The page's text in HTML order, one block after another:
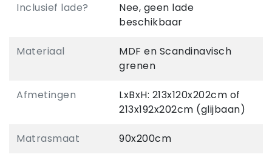
Inclusief lade?
Nee, geen lade
beschikbaar
Materiaal
MDF en Scandinavisch
grenen
Afmetingen
LxBxH: 213x120x202cm of
213x192x202cm (glijbaan)
Matrasmaat 90x200cm